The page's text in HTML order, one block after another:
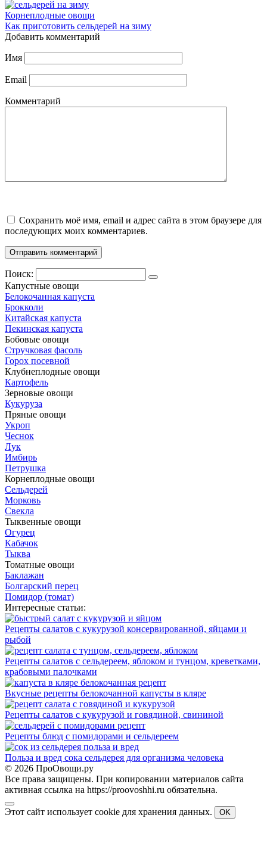
Корнеплодные овощи
Как приготовить сельдерей на зиму
Добавить комментарий
Имя
Email
Комментарий
Сохранить моё имя, email и адрес сайта в этом браузере для
последующих моих комментариев.
Поиск:
Капустные овощи
Белокочанная капуста
Брокколи
Китайская капуста
Пекинская капуста
Бобовые овощи
Стручковая фасоль
Горох посевной
Клубнеплодные овощи
Картофель
Зерновые овощи
Кукуруза
Пряные овощи
Укроп
Чеснок
Лук
Имбирь
Петрушка
Корнеплодные овощи
Сельдерей
Морковь
Свекла
Тыквенные овощи
Огурец
Кабачок
Тыква
Томатные овощи
Баклажан
Болгарский перец
Помидор (томат)
Интересные статьи:
Рецепты салатов с кукурузой консервированной, яйцами и
рыбой
Рецепты салатов с сельдереем, яблоком и тунцом, креветками,
крабовыми палочками
Вкусные рецепты белокочанной капусты в кляре
Рецепты салатов с кукурузой и говядиной, свининой
Рецепты блюд с помидорами и сельдереем
Польза и вред сока сельдерея для организма человека
© 2026 ПроОвощи.ру
Все права защищены. При копировании материалов сайта
активная ссылка на https://proovoshhi.ru обязательна.
Этот сайт использует cookie для хранения данных. OK